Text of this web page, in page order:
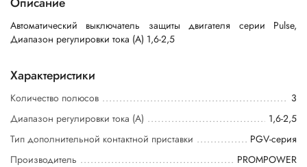
Автоматический выключатель защиты двигателя серии Pulse,
Диапазон регулировки тока (A) 1,6-2,5
Характеристики
Количество полюсов
3
Диапазон регулировки тока (А)
1,6-2,5
Тип дополнительной контактной приставки
PGV-серия
Производитель
PROMPOWER